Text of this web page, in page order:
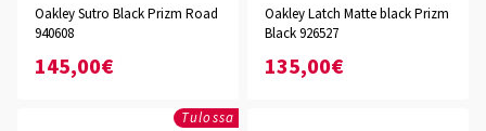
Oakley Sutro Black Prizm Road
940608
145,00€
Oakley Latch Matte black Prizm
Black 926527
135,00€
Tulossa